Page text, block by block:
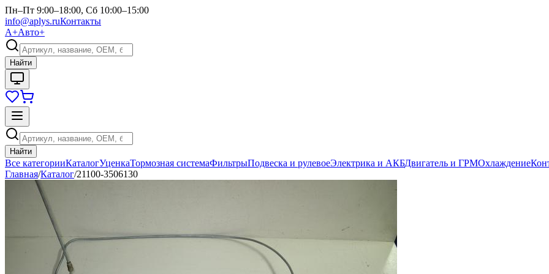
Пн–Пт 9:00–18:00, Сб 10:00–15:00
info@aplys.ruКонтакты
А+Авто+
Найти
Найти
Все категорииКаталогУценкаТормозная системаФильтрыПодвеска и рулевоеЭлектрика и АКБДвигатель и ГРМОхлаждение
Главная/Каталог/21100-3506130